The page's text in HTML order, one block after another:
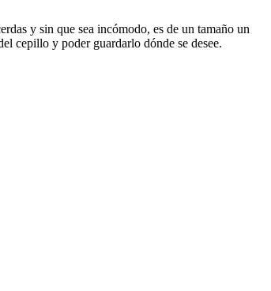
y sin que sea incómodo, es de un tamaño un
cepillo y poder guardarlo dónde se desee.